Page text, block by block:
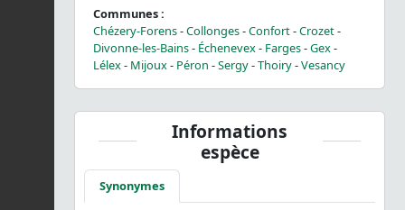
Communes :
Chézery-Forens-Collonges-Confort-Crozet-
Divonne-les-Bains- Échenevex- Farges-Gex-
Lélex- Mijoux- Péron -Sergy-Thoiry-Vesancy
Informations
espèce
Synonymes